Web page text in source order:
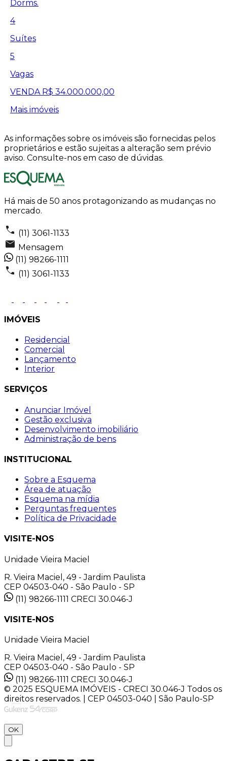
Dorms.
4
Suítes
5
Vagas
VENDA R$ 34.000.000,00
Mais imóveis
As informações sobre os imóveis são fornecidas pelos
proprietários e estão sujeitas a alteração sem prévio
aviso. Consulte-nos em caso de dúvidas.
Há mais de 50 anos protagonizando as mudanças no
mercado.
(11) 3061-1133
Mensagem
(11) 98266-1111
(11) 3061-1133
IMÓVEIS
Residencial
Comercial
Lançamento
Interior
SERVIÇOS
Anunciar Imóvel
Gestão exclusiva
Desenvolvimento imobiliário
Administração de bens
INSTITUCIONAL
Sobre a Esquema
Área de atuação
Esquema na mídia
Perguntas frequentes
Política de Privacidade
VISITE-NOS
Unidade Vieira Maciel
R. Vieira Maciel, 49 - Jardim Paulista
CEP 04503-040 - São Paulo - SP
(11) 98266-1111 CRECI 30.046-J
VISITE-NOS
Unidade Vieira Maciel
R. Vieira Maciel, 49 - Jardim Paulista
CEP 04503-040 - São Paulo - SP
(11) 98266-1111 CRECI 30.046-J
© 2025 ESQUEMA IMÓVEIS - CRECI 30.046-J Todos os
direitos reservados. | CEP 04503-040 | São Paulo-SP
OK